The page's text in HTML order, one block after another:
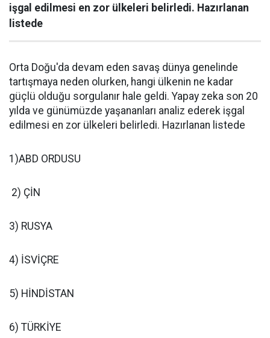
işgal edilmesi en zor ülkeleri belirledi. Hazırlanan
listede
Orta Doğu'da devam eden savaş dünya genelinde
tartışmaya neden olurken, hangi ülkenin ne kadar
güçlü olduğu sorgulanır hale geldi. Yapay zeka son 20
yılda ve günümüzde yaşananları analiz ederek işgal
edilmesi en zor ülkeleri belirledi. Hazırlanan listede
1)ABD ORDUSU
2) ÇİN
3) RUSYA
4) İSVİÇRE
5) HİNDİSTAN
6) TÜRKİYE